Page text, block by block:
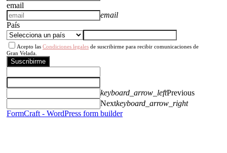
email
email
País
Acepto las Condiciones legales de suscribirme para recibir comunicaciones de
Gran Velada.
Suscribirme
keyboard_arrow_leftPrevious
Nextkeyboard_arrow_right
FormCraft - WordPress form builder